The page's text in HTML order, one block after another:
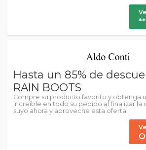
Hasta un 85% de
RAIN BOOTS
Compre su producto favorito y obtenga
increíble en todo su pedido al finalizar la
suyo ahora y aproveche esta oferta!